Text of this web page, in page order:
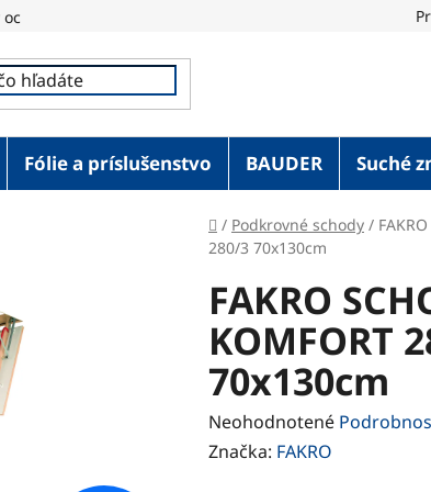
osobných údajov
Fólie a príslušenstvo BAUDER Suché
Domov
/ Podkrovné schody /
280/3 70x130cm
FAKRO
KOMFORT
70x130cm
Priemerné
hodnotenie
Neohodnotené
Značka: FAKRO